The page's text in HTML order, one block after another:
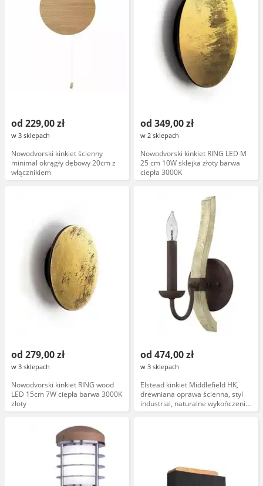
od 229,00 zł
w 3 sklepach
Nowodvorski kinkiet ścienny
minimal okrągły dębowy 20cm z
włącznikiem
od 349,00 zł
w 2 sklepach
Nowodvorski kinkiet RING LED M
25 cm 10W sklejka złoty barwa
ciepła 3000K
od 279,00 zł
w 3 sklepach
Nowodvorski kinkiet RING wood
LED 15cm 7W ciepła barwa 3000K
złoty
od 474,00 zł
w 3 sklepach
Elstead kinkiet Middlefield HK,
drewniana oprawa ścienna, styl
industrial, naturalne wykończenie,
12W, biały, IP20